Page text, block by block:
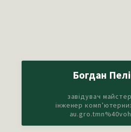
Богдан
завідувач
інженер